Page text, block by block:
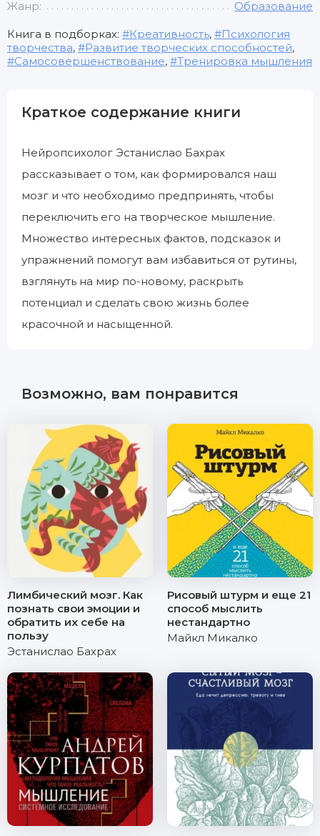
Жанр: Образование
Книга в подборках: Креативность,
Психология
творчества, Развитие творческих способностей,
Самосовершенствование, Тренировка мышления
Краткое содержание книги
Нейропсихолог Эстанислао Бахрах
рассказывает о том, как формировался наш
мозг и что необходимо предпринять, чтобы
переключить его на творческое мышление.
Множество интересных фактов, подсказок и
упражнений помогут вам избавиться от рутины,
взглянуть на мир по-новому, раскрыть
потенциал и сделать свою жизнь более
красочной и насыщенной.
Возможно, вам понравится
Лимбический мозг. Как
познать свои эмоции и
обратить их себе на
пользу
Эстанислао Бахрах
Рисовый штурм и еще 21
способ мыслить
нестандартно
Майкл Микалко